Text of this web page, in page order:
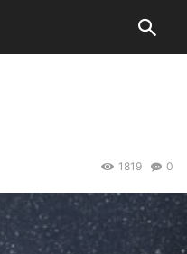
0
1819